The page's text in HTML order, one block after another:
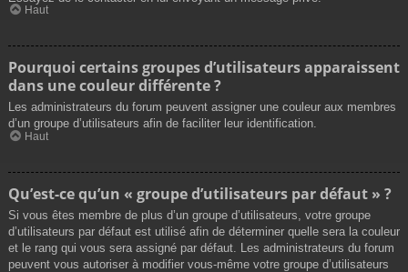
Haut
Pourquoi certains groupes d’utilisateurs apparaissent
dans une couleur différente ?
Les administrateurs du forum peuvent assigner une couleur aux membres
d’un groupe d’utilisateurs afin de faciliter leur identification.
Haut
Qu’est-ce qu’un « groupe d’utilisateurs par défaut » ?
Si vous êtes membre de plus d’un groupe d’utilisateurs, votre groupe
d’utilisateurs par défaut est utilisé afin de déterminer quelle sera la couleur
et le rang qui vous sera assigné par défaut. Les administrateurs du forum
peuvent vous autoriser à modifier vous-même votre groupe d’utilisateurs